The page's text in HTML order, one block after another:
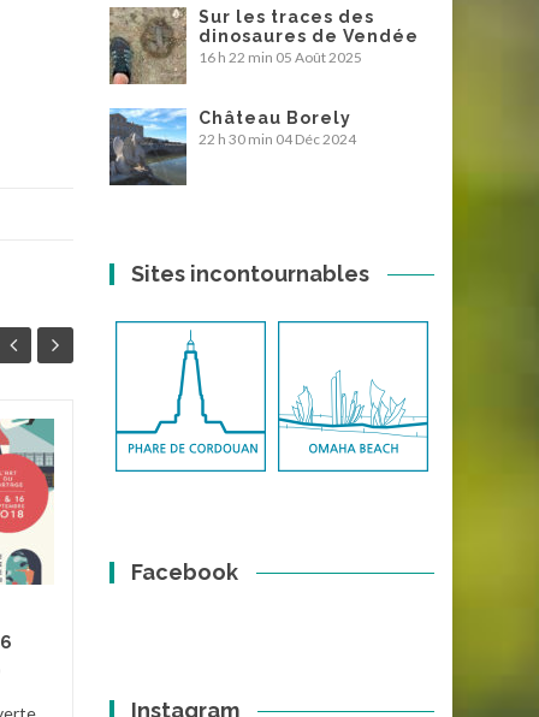
10
Paquebot Silver
Cloud (Silversea)
raisonnable qui est le premier
Sur les traces des
dinosaures de Vendée
16 h 22 min 05 Août 2025
Château Borely
22 h 30 min 04 Déc 2024
Sites incontournables
Facebook
Instagram